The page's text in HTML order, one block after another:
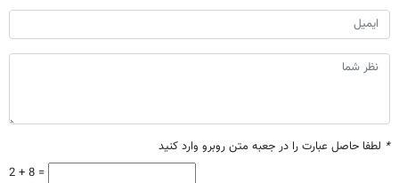
* لطفا حاصل عبارت را در جعبه متن روبرو وارد کنید
2 + 8 =